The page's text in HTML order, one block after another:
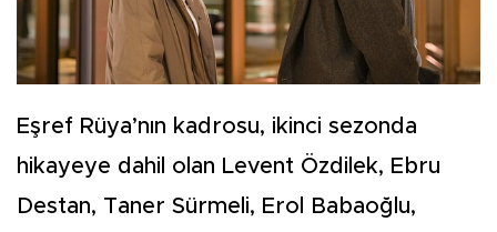
Eşref Rüya’nın kadrosu, ikinci sezonda
hikayeye dahil olan Levent Özdilek, Ebru
Destan, Taner Sürmeli, Erol Babaoğlu,